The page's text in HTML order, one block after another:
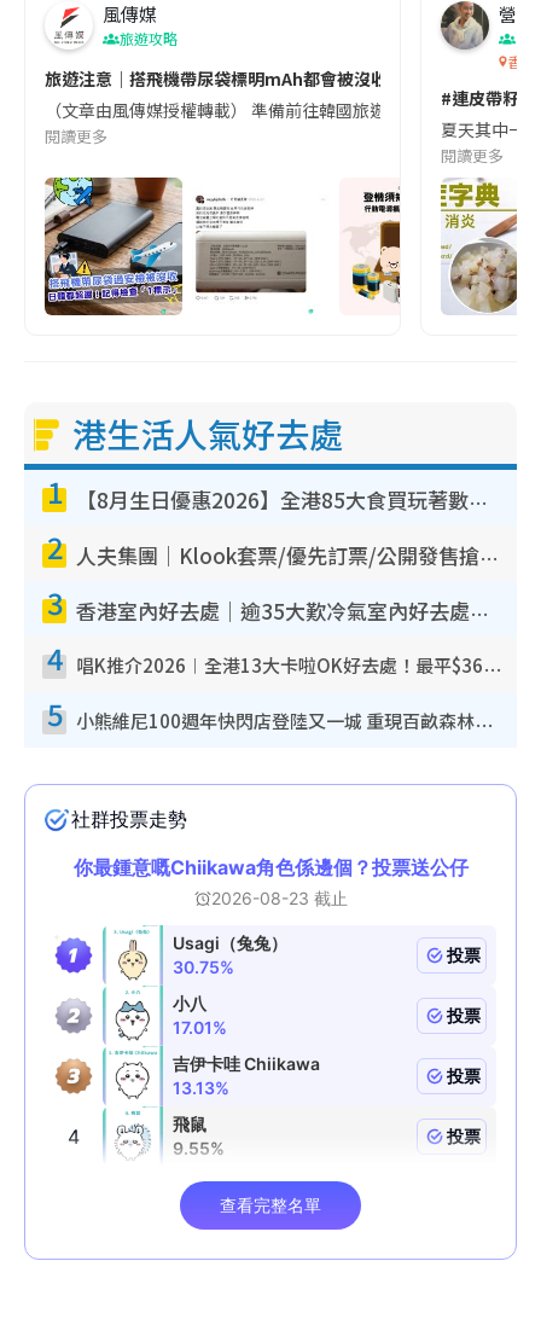
風傳媒
旅遊攻略
旅遊注意｜搭飛機帶尿袋標明mAh都會被沒收😱出發前切記檢查
（文章由風傳媒授權轉載） 準備前往韓國旅遊的民眾，近期要
閱讀更多
營養
香港
#連皮帶籽
夏天其中一
閱讀更多
港生活人氣好去處
1 【8月生日優惠2026】全港85大食買玩著數攻略 自助餐/火鍋放題同行免費＋誠品/DONKI送現金券
2 人夫集團｜Klook套票/優先訂票/公開發售搶飛攻略！附票價.購票連結.場地座位表
3 香港室內好去處｜逾35大歎冷氣室內好去處推介 室內活動免費避雨無懼落雨
4 唱K推介2026︱全港13大卡啦OK好去處！最平$36起 日文K都有！(附地址+收費詳情)
5 小熊維尼100週年快閃店登陸又一城 重現百畝森林經典場景／獨家限定盲盒登場／專屬DIY香水